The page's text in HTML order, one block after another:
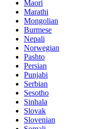
Maori
Marathi
Mongolian
Burmese
Nepali
Norwegian
Pashto
Persian
Punjabi
Serbian
Sesotho
Sinhala
Slovak
Slovenian